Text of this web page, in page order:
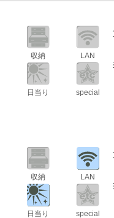
収納 LAN
日当り special
収納 LAN
日当り special